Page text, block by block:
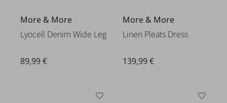
More & More
Lyocell Denim Wide Leg
89,99 €
More & More
Linen Pleats Dress
139,99 €